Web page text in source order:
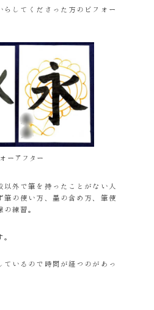
らしてくださった方のビフォー
ーアフター
以外で筆を持ったことがない人
筆の使い方、墨の含め方、筆使
の練習。
。
ているので時間が経つのがあっ